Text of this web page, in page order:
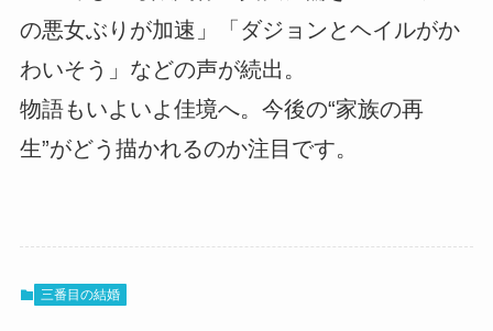
の悪女ぶりが加速」「ダジョンとヘイルがか
わいそう」などの声が続出。
物語もいよいよ佳境へ。今後の“家族の再
生”がどう描かれるのか注目です。
三番目の結婚